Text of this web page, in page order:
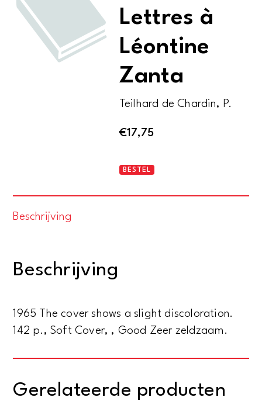
Lettres à
Léontine
Zanta
Teilhard de Chardin, P.
€17,75
Lettres
BESTEL
Beschrijving
Beschrijving
1965 The cover shows a slight discoloration.
142 p., Soft Cover, , Good Zeer zeldzaam.
Gerelateerde producten